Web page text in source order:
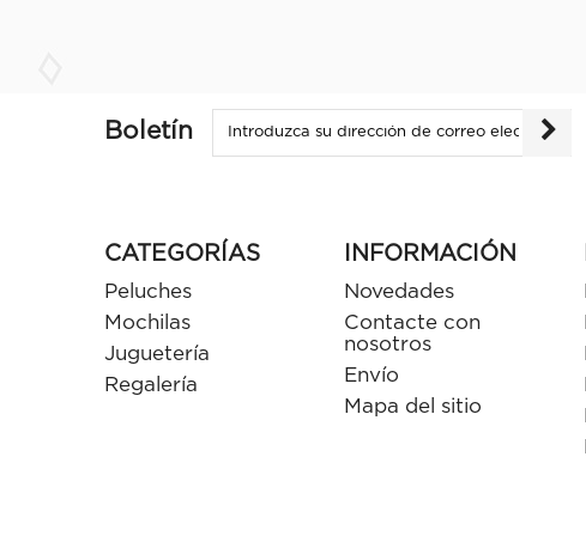
Boletín
CATEGORÍAS
Peluches
Mochilas
Juguetería
Regalería
INFORMACIÓN
Novedades
Contacte con
nosotros
Envío
Mapa del sitio